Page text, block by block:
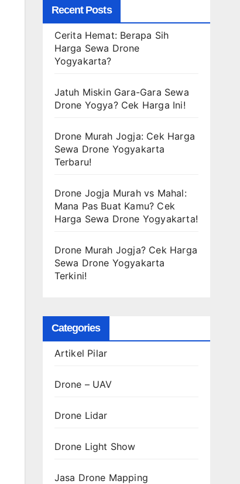
Recent Posts
Cerita Hemat: Berapa Sih
Harga Sewa Drone
Yogyakarta?
Jatuh Miskin Gara-Gara Sewa
Drone Yogya? Cek Harga Ini!
Drone Murah Jogja: Cek Harga
Sewa Drone Yogyakarta
Terbaru!
Drone Jogja Murah vs Mahal:
Mana Pas Buat Kamu? Cek
Harga Sewa Drone Yogyakarta!
Drone Murah Jogja? Cek Harga
Sewa Drone Yogyakarta
Terkini!
Categories
Artikel Pilar
Drone – UAV
Drone Lidar
Drone Light Show
Jasa Drone Mapping